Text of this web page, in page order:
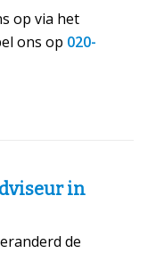
op via het
ons op 020-
in
de